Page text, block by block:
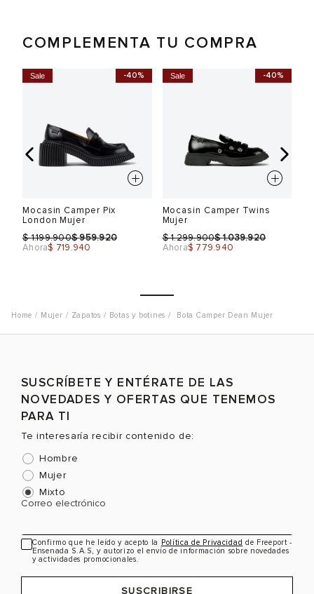
COMPLEMENTA TU COMPRA
-40%
Sale
Mocasin Camper Pix
London Mujer
$1.199.900$959.920
Ahora$ 719.940
Selecciona una talla
EUR
USA
37
40
Color
VER PRODUCTO
-40%
Sale
Mocasin Camper Twins
Mujer
$1.299.900$1.039.920
Ahora$ 779.940
Selecciona una talla
EUR
USA
VER PRODUCTO
Mujer Zapatos Botas y botines Bota Camper Dean Mujer
SUSCRÍBETE Y ENTÉRATE DE LAS
NOVEDADES Y OFERTAS QUE TENEMOS
PARA TI
Te interesaría recibir contenido de:
Hombre
Mujer
Mixto
Correo electrónico
Confirmo que he leído y acepto la Política de Privacidad de Freeport -
Ensenada S.A.S, y autorizo el envío de información sobre novedades
y actividades promocionales.
SUSCRIBIRSE